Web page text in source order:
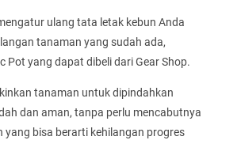
ulang tata letak kebun Anda
tanaman yang sudah ada,
Pot yang dapat dibeli dari Gear Shop.
tanaman untuk dipindahkan
dan aman, tanpa perlu mencabutnya
yang bisa berarti kehilangan progres